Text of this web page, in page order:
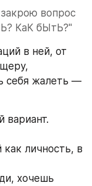
вопрос
КаК бЫтЬ?"
в ней, от
себя жалеть —
вариант.
личность, в
хочешь